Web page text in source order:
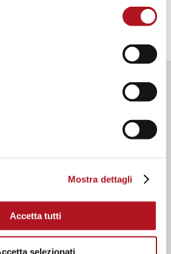
Mostra dettagli
Accetta tutti
selezionati
CEM-250/10